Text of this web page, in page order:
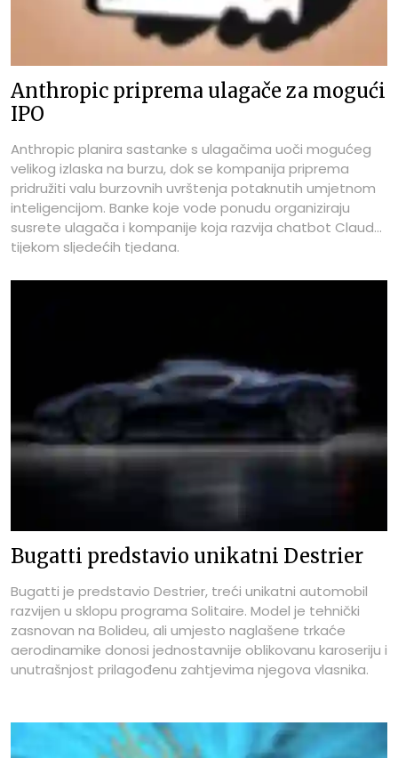
Anthropic priprema ulagače za mogući
IPO
Anthropic planira sastanke s ulagačima uoči mogućeg
velikog izlaska na burzu, dok se kompanija priprema
pridružiti valu burzovnih uvrštenja potaknutih umjetnom
inteligencijom. Banke koje vode ponudu organiziraju
susrete ulagača i kompanije koja razvija chatbot Claude
tijekom sljedećih tjedana.
Bugatti predstavio unikatni Destrier
Bugatti je predstavio Destrier, treći unikatni automobil
razvijen u sklopu programa Solitaire. Model je tehnički
zasnovan na Bolideu, ali umjesto naglašene trkaće
aerodinamike donosi jednostavnije oblikovanu karoseriju i
unutrašnjost prilagođenu zahtjevima njegova vlasnika.